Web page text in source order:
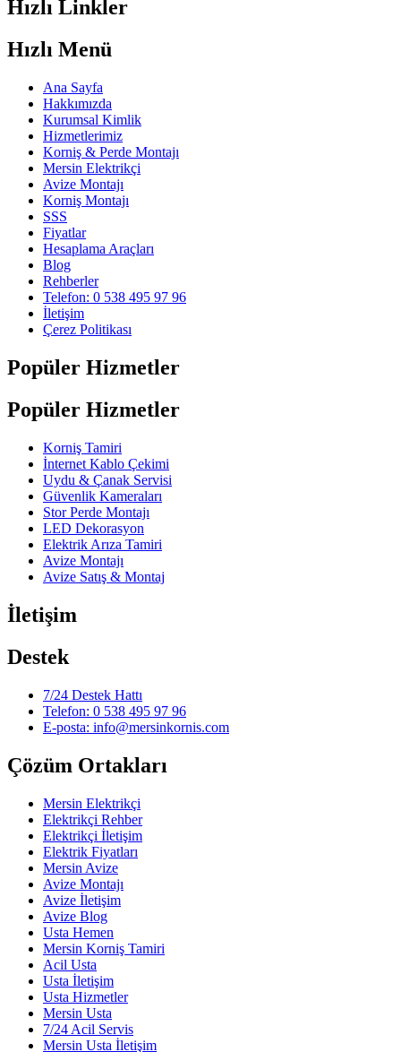
Hızlı Linkler
Hızlı Menü
Ana Sayfa
Hakkımızda
Kurumsal Kimlik
Hizmetlerimiz
Korniş & Perde Montajı
Mersin Elektrikçi
Avize Montajı
Korniş Montajı
SSS
Fiyatlar
Hesaplama Araçları
Blog
Rehberler
Telefon: 0 538 495 97 96
İletişim
Çerez Politikası
Popüler Hizmetler
Popüler Hizmetler
Korniş Tamiri
İnternet Kablo Çekimi
Uydu & Çanak Servisi
Güvenlik Kameraları
Stor Perde Montajı
LED Dekorasyon
Elektrik Arıza Tamiri
Avize Montajı
Avize Satış & Montaj
İletişim
Destek
7/24 Destek Hattı
Telefon: 0 538 495 97 96
E-posta: info@mersinkornis.com
Çözüm Ortakları
Mersin Elektrikçi
Elektrikçi Rehber
Elektrikçi İletişim
Elektrik Fiyatları
Mersin Avize
Avize Montajı
Avize İletişim
Avize Blog
Usta Hemen
Mersin Korniş Tamiri
Acil Usta
Usta İletişim
Usta Hizmetler
Mersin Usta
7/24 Acil Servis
Mersin Usta İletişim